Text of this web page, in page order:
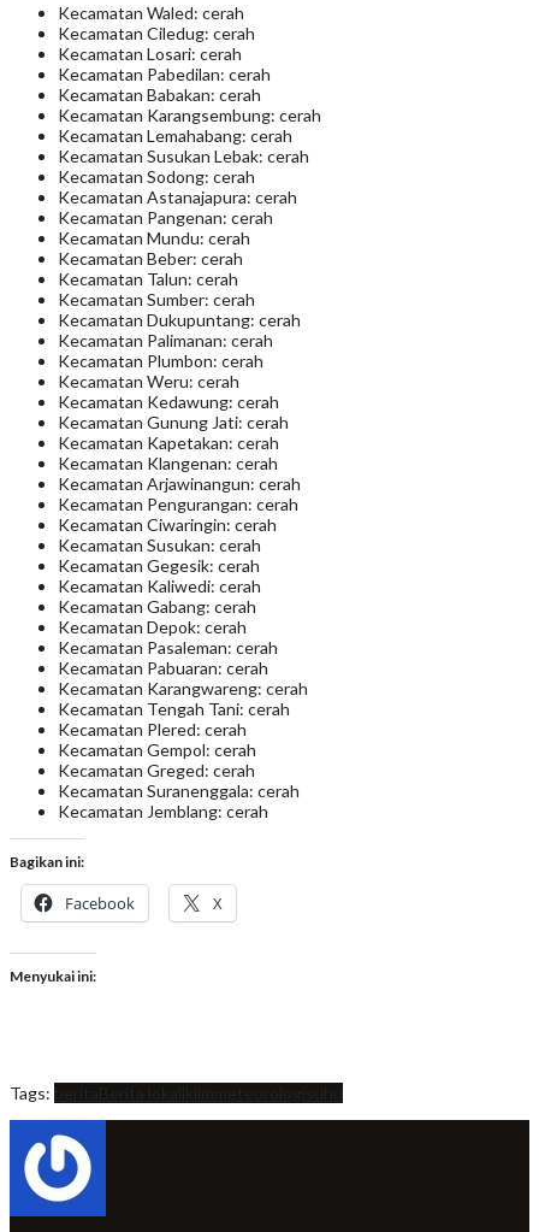
Kecamatan Waled: cerah
Kecamatan Ciledug: cerah
Kecamatan Losari: cerah
Kecamatan Pabedilan: cerah
Kecamatan Babakan: cerah
Kecamatan Karangsembung: cerah
Kecamatan Lemahabang: cerah
Kecamatan Susukan Lebak: cerah
Kecamatan Sodong: cerah
Kecamatan Astanajapura: cerah
Kecamatan Pangenan: cerah
Kecamatan Mundu: cerah
Kecamatan Beber: cerah
Kecamatan Talun: cerah
Kecamatan Sumber: cerah
Kecamatan Dukupuntang: cerah
Kecamatan Palimanan: cerah
Kecamatan Plumbon: cerah
Kecamatan Weru: cerah
Kecamatan Kedawung: cerah
Kecamatan Gunung Jati: cerah
Kecamatan Kapetakan: cerah
Kecamatan Klangenan: cerah
Kecamatan Arjawinangun: cerah
Kecamatan Pengurangan: cerah
Kecamatan Ciwaringin: cerah
Kecamatan Susukan: cerah
Kecamatan Gegesik: cerah
Kecamatan Kaliwedi: cerah
Kecamatan Gabang: cerah
Kecamatan Depok: cerah
Kecamatan Pasaleman: cerah
Kecamatan Pabuaran: cerah
Kecamatan Karangwareng: cerah
Kecamatan Tengah Tani: cerah
Kecamatan Plered: cerah
Kecamatan Gempol: cerah
Kecamatan Greged: cerah
Kecamatan Suranenggala: cerah
Kecamatan Jemblang: cerah
Bagikan ini:
Facebook X
Menyukai ini:
Tags: